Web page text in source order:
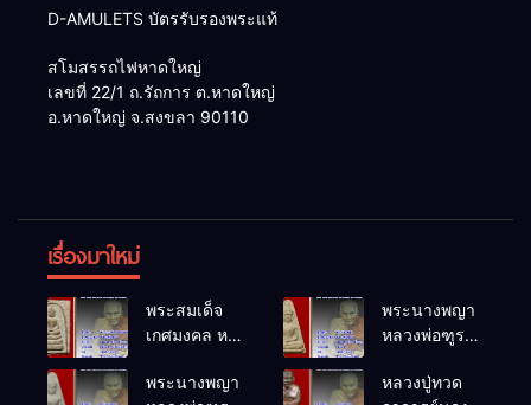
D-AMULETS บัตรรับรองพระแท้
สโมสรรถไฟหาดใหญ่
เลขที่ 22/1 ถ.รัถการ ต.หาดใหญ่
อ.หาดใหญ่ จ.สงขลา 90110
เรื่องมาใหม่
พระสมเด็จ
เกศมงคล หล
โพธิ์นิมิตร
พระนางพญา
หลวงพ่อฑูรย์
พ.ศ.2512
พระนางพญา
หลวงปู่ทวด